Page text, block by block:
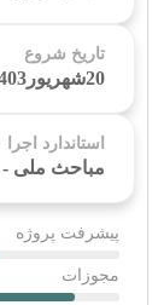
تاریخ شروع
20شهریور1403
استاندارد اجرا
مباحث ملی - AWS D1.1
پیشرفت پروژه
مجوزات